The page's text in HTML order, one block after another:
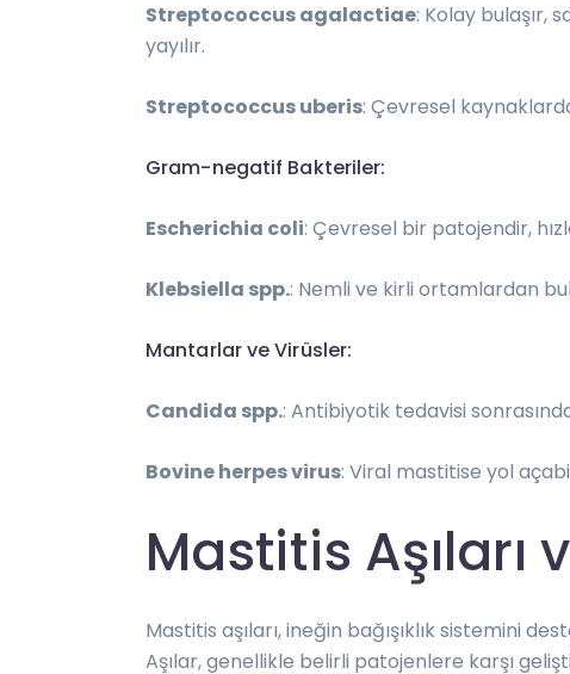
Streptococcus agalactiae: Kolay bulaşır,
yayılır.
Streptococcus uberis: Çevresel
Gram-negatif Bakteriler:
Escherichia coli: Çevresel bir patojendir,
Klebsiella spp.: Nemli ve kirli ortamlardan
Mantarlar ve Virüsler:
Candida spp.: Antibiyotik tedavisi
Bovine herpes virus: Viral mastitise yol
Mastitis Aşıları
Mastitis aşıları, ineğin bağışıklık sistemini
Aşılar, genellikle belirli patojenlere karşı